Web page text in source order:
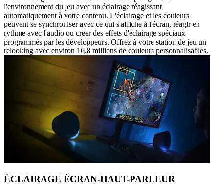
l'environnement du jeu avec un éclairage réagissant
automatiquement à votre contenu. L'éclairage et les couleurs
peuvent se synchroniser avec ce qui s'affiche à l'écran, réagir en
rythme avec l'audio ou créer des effets d'éclairage spéciaux
programmés par les développeurs. Offrez à votre station de jeu un
relooking avec environ 16,8 millions de couleurs personnalisables.
ÉCLAIRAGE ÉCRAN-HAUT-PARLEUR